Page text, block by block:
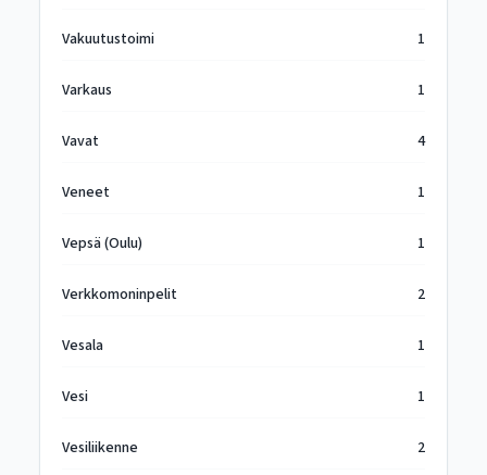
Vakuutustoimi 1
Varkaus 1
Vavat 4
Veneet 1
Vepsä (Oulu) 1
Verkkomoninpelit 2
Vesala 1
Vesi 1
Vesiliikenne 2